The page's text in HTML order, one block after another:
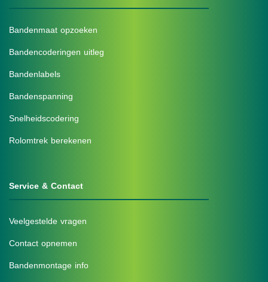
Bandenmaat opzoeken
Bandencoderingen uitleg
Bandenlabels
Bandenspanning
Snelheidscodering
Rolomtrek berekenen
Service & Contact
Veelgestelde vragen
Contact opnemen
Bandenmontage info